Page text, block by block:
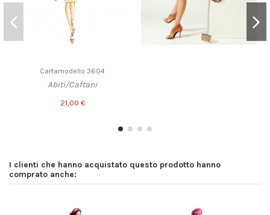
Cartamodello 3604
Abiti/Caftani
21,00 €
I clienti che hanno acquistato questo prodotto hanno
comprato anche: